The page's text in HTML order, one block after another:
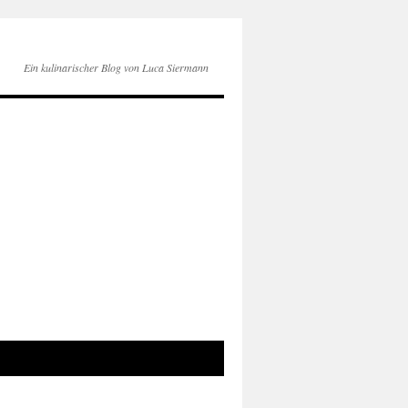
Ein kulinarischer Blog von Luca Siermann